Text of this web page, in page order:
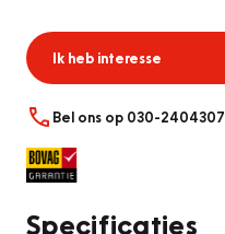
Ik heb interesse
Bel ons op 030-2404307
Specificaties